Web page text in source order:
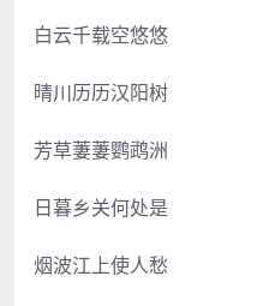
白云千载空悠悠
晴川历历汉阳树
芳草萋萋鹦鹉洲
日暮乡关何处是
烟波江上使人愁